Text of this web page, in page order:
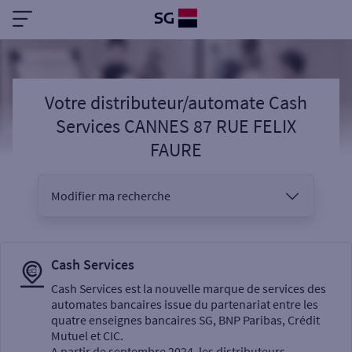
Votre distributeur/automate Cash
Services CANNES 87 RUE FELIX
FAURE
Modifier ma recherche
Sélectionnez votre recherche
Cash Services
Cash Services est la nouvelle marque de services des
automates bancaires issue du partenariat entre les
quatre enseignes bancaires SG, BNP Paribas, Crédit
Mutuel et CIC.